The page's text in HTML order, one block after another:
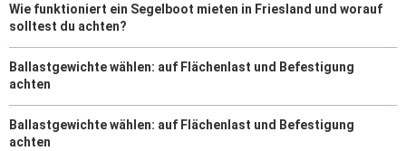
Wie funktioniert ein Segelboot mieten in Friesland und worauf
solltest du achten?
Ballastgewichte wählen: auf Flächenlast und Befestigung
achten
Ballastgewichte wählen: auf Flächenlast und Befestigung
achten